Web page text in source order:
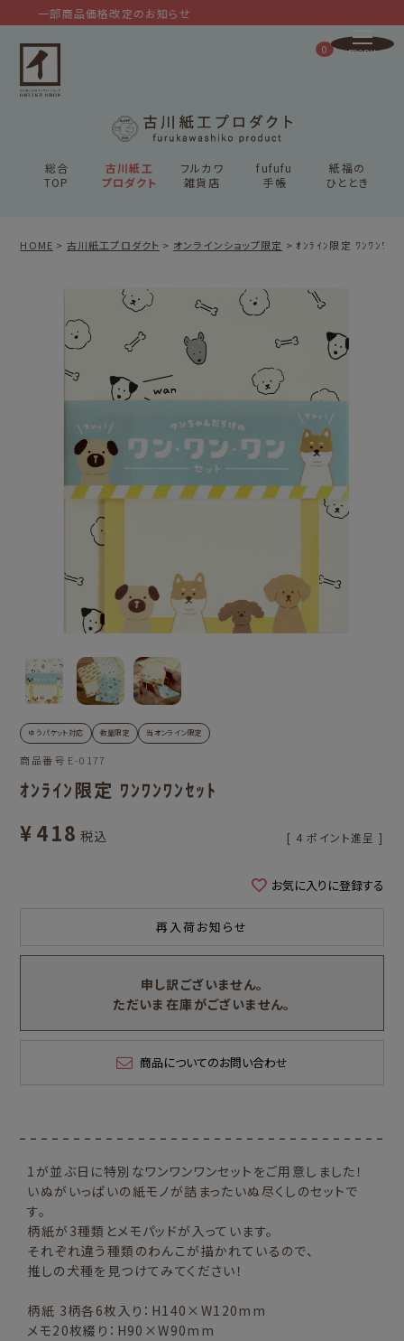
一部商品価格改定のお知らせ
総合
TOP
古川紙工
プロダクト
フルカワ
雑貨店
fufufu
手帳
紙福の
ひととき
0
HOME 古川紙工プロダクト オンラインショップ限定 ｵﾝﾗｲﾝ限定 ﾜﾝﾜﾝﾜﾝ
ゆうパケット対応 数量限定 当オンライン限定
商品番号 E-0177
ｵﾝﾗｲﾝ限定 ﾜﾝﾜﾝﾜﾝｾｯﾄ
¥418 税込 [ 4 ポイント進呈 ]
お気に入りに登録する
再入荷お知らせ
申し訳ございません。
ただいま在庫がございません。
商品についてのお問い合わせ
1が並ぶ日に特別なワンワンワンセットをご用意しました！
いぬがいっぱいの紙モノが詰まったいぬ尽くしのセットで
す。
柄紙が3種類とメモパッドが入っています。
それぞれ違う種類のわんこが描かれているので、
推しの犬種を見つけてみてください！
柄紙 3柄各6枚入り：H140×W120mm
メモ20枚綴り：H90×W90mm